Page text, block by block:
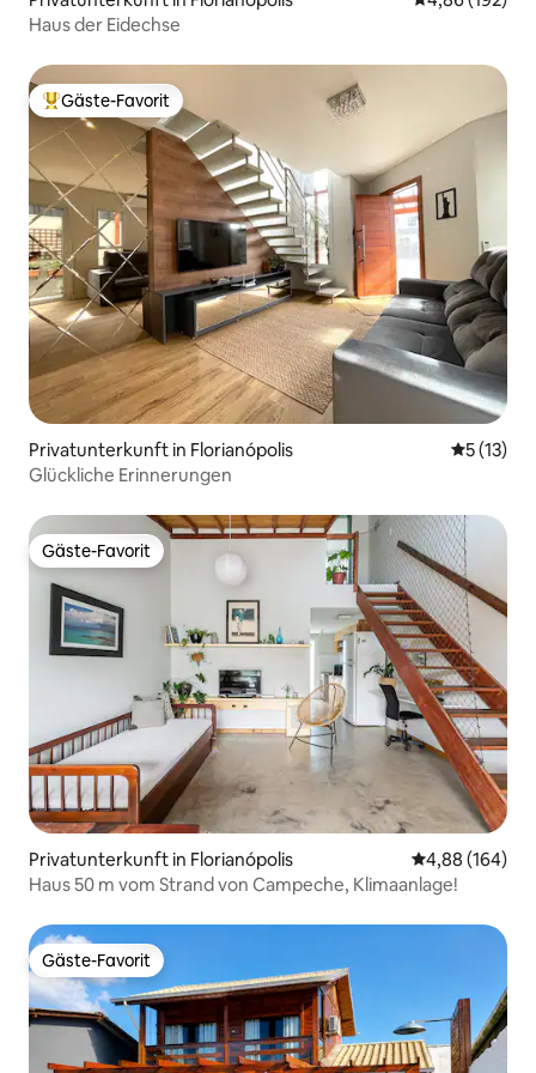
Haus der Eidechse
Beliebter Gäste-Favorit.
Gäste-Favorit
Privatunterkunft in Florianópolis
5 (13)
Glückliche Erinnerungen
Gäste-Favorit
Gäste-Favorit
Privatunterkunft in Florianópolis
4,88 (164)
Haus 50 m vom Strand von Campeche, Klimaanlage!
Gäste-Favorit
Gäste-Favorit